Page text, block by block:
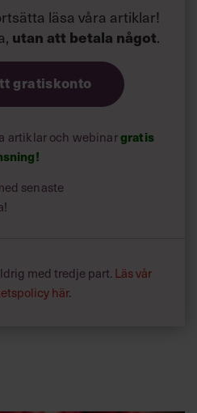
läsa våra artiklar!
utan att betala något.
gratiskonto
artiklar och webinargratis
senaste
med tredje part. Läs vår
här.